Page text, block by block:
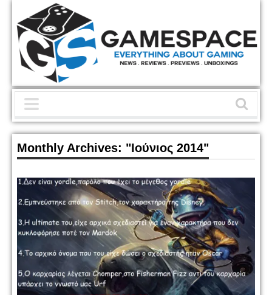
Monthly Archives: "Ιούνιος 2014"